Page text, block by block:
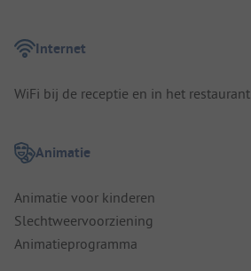
Internet
WiFi bij de receptie en in het restaurant
Animatie
Animatie voor kinderen
Slechtweervoorziening
Animatieprogramma